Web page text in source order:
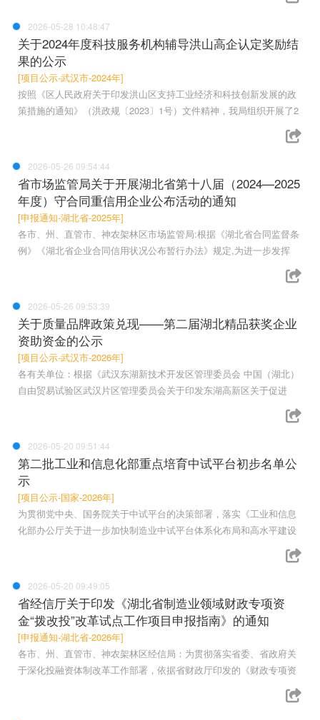
2026-05-28 10:48:47
关于2024年度科技服务机构辅导洪山高企认定奖励结
果的公示
[项目公示-武汉市-2024年]
按照《区人民政府关于印发洪山区支持工业经济和科技创新发展的政
策措施的通知》（洪政规〔2023〕1号）文件精神，我局组织开展了2
2026-05-26 09:54:44
省市场监管局关于开展湖北省第十八届（2024—2025
年度）守合同重信用企业公布活动的通知
[申报通知-湖北省-2025年]
各市、州、直管市、神农架林区市场监管局:根据《湖北省合同监督条
例》《湖北省企业合同信用状况公布暂行办法》规定,为进一步发挥
2026-05-26 09:53:39
关于质量品牌政策兑现——第二届湖北精品获奖企业
资助资金的公示
[项目公示-武汉市-2026年]
各有关单位：根据《武汉东湖新技术开发区管理委员会 中国（湖北）
自由贸易试验区武汉片区管理委员会关于印发东湖高新区关于促进
2026-05-20 09:51:44
第二批工业和信息化部重点培育中试平台初步名单公
示
[项目公示-国家-2026年]
为贯彻党中央、国务院关于中试平台的决策部署，落实《工业和信息
化部办公厅关于进一步加快制造业中试平台体系化布局和高水平建设
2026-05-20 09:49:05
省经信厅关于印发《湖北省制造业领域财政专项资
金“拨改投”改革试点工作项目申报指南》的通知
[申报通知-湖北省-2026年]
各市、州、直管市、神农架林区经信局：为贯彻落实省委、省政府关
于深化投融资体制改革工作部署，依据省财政厅印发的《财政专项资